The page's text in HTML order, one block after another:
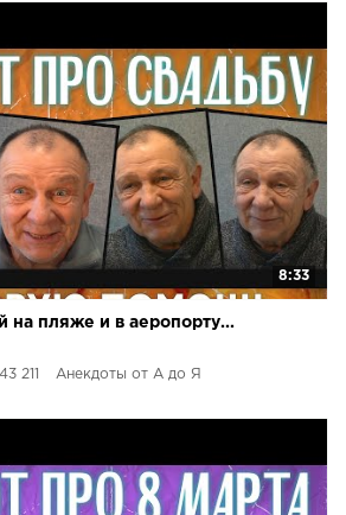
8:33
на пляже и в аеропорту...
43 211 Анекдоты от А до Я